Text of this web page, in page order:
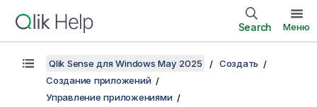
Search Меню
Qlik Sense для Windows May 2025
Создать
Создание приложений
Управление приложениями